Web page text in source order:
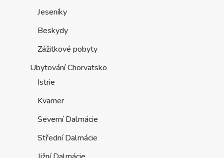
Jeseníky
Beskydy
Zážitkové pobyty
Ubytování Chorvatsko
Istrie
Kvarner
Severní Dalmácie
Střední Dalmácie